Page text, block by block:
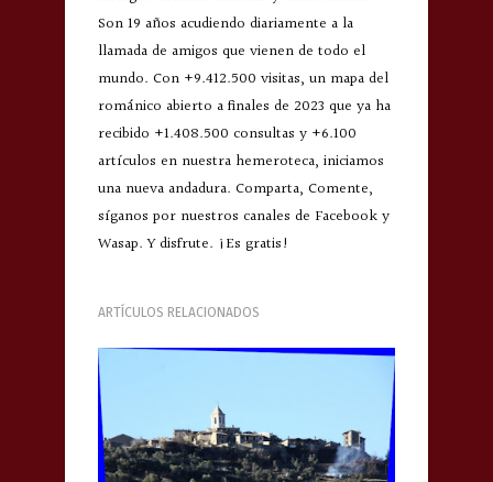
Son 19 años acudiendo diariamente a la
llamada de amigos que vienen de todo el
mundo. Con +9.412.500 visitas, un mapa del
románico abierto a finales de 2023 que ya ha
recibido +1.408.500 consultas y +6.100
artículos en nuestra hemeroteca, iniciamos
una nueva andadura. Comparta, Comente,
síganos por nuestros canales de Facebook y
Wasap. Y disfrute. ¡Es gratis!
ARTÍCULOS RELACIONADOS